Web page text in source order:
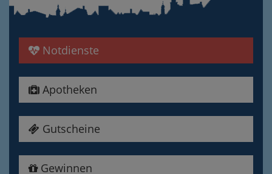
Notdienste
Apotheken
Gutscheine
Gewinnen